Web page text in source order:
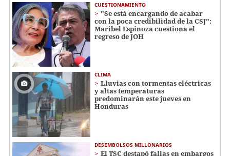
CUESTIONAMIENTO
"Se está encargando de acabar
con la poca credibilidad de la CSJ":
Maribel Espinoza cuestiona el
regreso de JOH
CLIMA
Lluvias con tormentas eléctricas
y altas temperaturas
predominarán este jueves en
Honduras
DESEMBOLSOS MILLONARIOS
El TSC destapó fallas en embargos